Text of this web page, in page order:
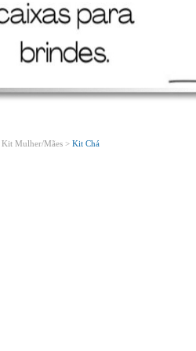
Kit Mulher/Mães > Kit Chá